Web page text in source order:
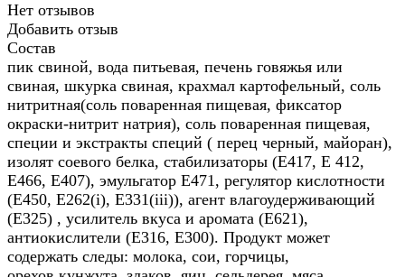
Нет отзывов
Добавить отзыв
Состав
пик свиной, вода питьевая, печень говяжья или
свиная, шкурка свиная, крахмал картофельный, соль
нитритная(соль поваренная пищевая, фиксатор
окраски-нитрит натрия), соль поваренная пищевая,
специи и экстракты специй ( перец черный, майоран),
изолят соевого белка, стабилизаторы (Е417, Е 412,
Е466, Е407), эмульгатор Е471, регулятор кислотности
(Е450, Е262(i), Е331(iii)), агент влагоудерживающий
(Е325) , усилитель вкуса и аромата (Е621),
антиокислители (Е316, Е300). Продукт может
содержать следы: молока, сои, горчицы,